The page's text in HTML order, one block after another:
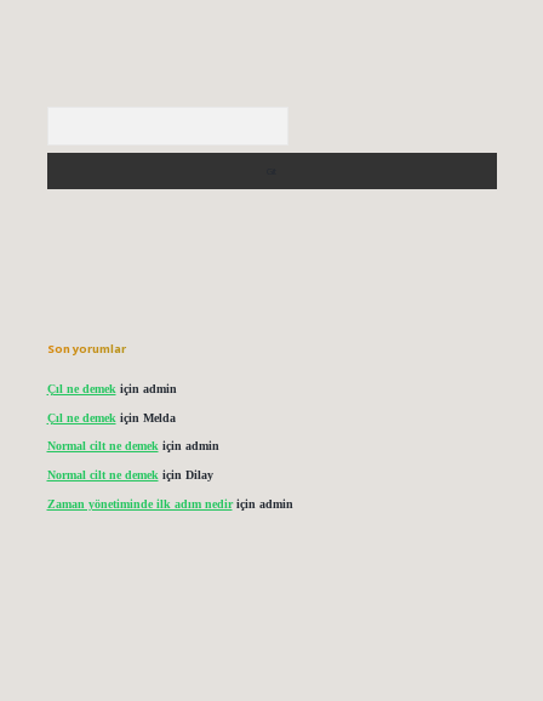
Son yorumlar
Çıl ne demek için admin
Çıl ne demek için Melda
Normal cilt ne demekiçin admin
Normal cilt ne demek için Dilay
Zaman yönetiminde ilk adım nediriçin admin